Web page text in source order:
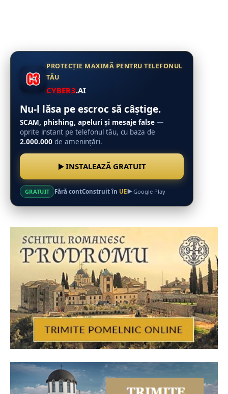
PROTECȚIE MAXIMĂ PENTRU TELEFONUL
TĂU
CYBER3.AI
Nu-l lăsa pe escroc să câștige.
SCAM, phishing, apeluri și mesaje false —
oprite instant pe telefonul tău, cu baza de
2.000.000 de amenințări.
INSTALEAZĂ GRATUIT
GRATUIT Fără contConstruit în UE Google Play